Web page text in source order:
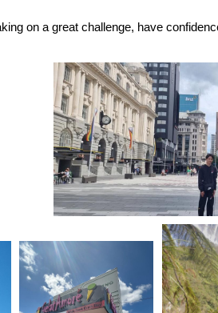
on a great challenge, have